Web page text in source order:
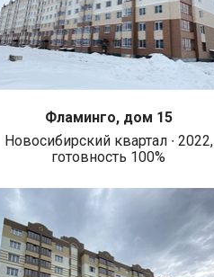
Фламинго, дом 15
Новосибирский квартал ∙ 2022,
готовность 100%